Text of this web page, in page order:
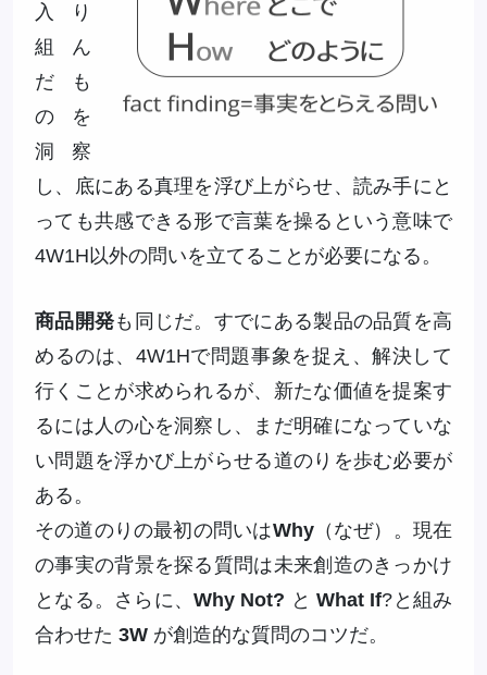
入り
組ん
だも
のを
洞察
し、底にある真理を浮び上がらせ、読み手にと
っても共感できる形で言葉を操るという意味で
4W1H以外の問いを立てることが必要になる。
商品開発も同じだ。すでにある製品の品質を高
めるのは、4W1Hで問題事象を捉え、解決して
行くことが求められるが、新たな価値を提案す
るには人の心を洞察し、まだ明確になっていな
い問題を浮かび上がらせる道のりを歩む必要が
ある。
その道のりの最初の問いはWhy（なぜ）。現在
の事実の背景を探る質問は未来創造のきっかけ
となる。さらに、 Why Not? と What If?と組み
合わせた 3W が創造的な質問のコツだ。